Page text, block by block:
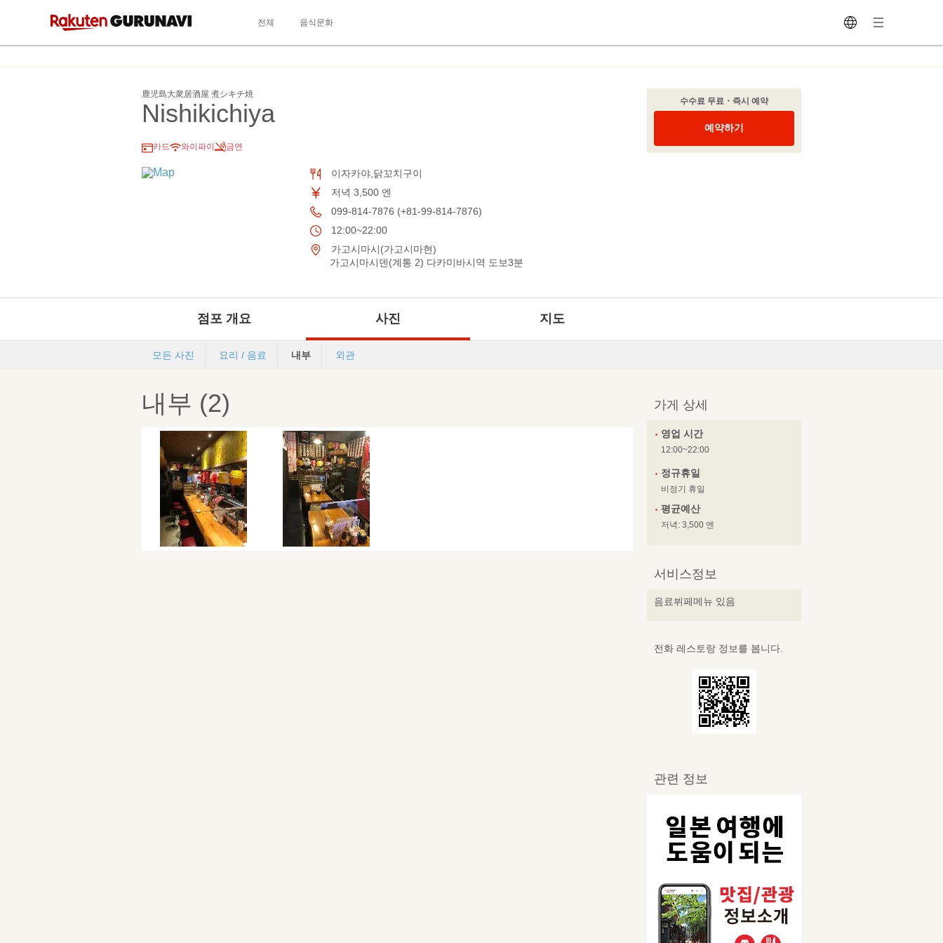
전체 음식문화
鹿児島大衆居酒屋 煮シキチ焼
Nishikichiya
카드 와이파이 금연
이자카야,닭꼬치구이
저녁 3,500 엔
099-814-7876 (+81-99-814-7876)
12:00~22:00
가고시마시(가고시마현)
가고시마시덴(계통 2) 다카미바시역 도보3분
수수료 무료・즉시 예약
예약하기
점포 개요 사진 지도
모든 사진 요리 / 음료 내부 외관
내부 (2) 가게 상세
영업 시간
12:00~22:00
정규휴일
비정기 휴일
평균예산
저녁: 3,500 엔
서비스정보
음료뷔페메뉴 있음
전화 레스토랑 정보를 봅니다.
관련 정보